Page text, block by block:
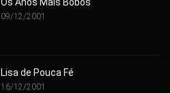
09/12/2001
Lisa de Pouca Fé
16/12/2001